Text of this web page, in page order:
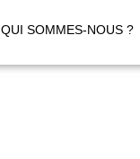
QUI SOMMES-NOUS ?